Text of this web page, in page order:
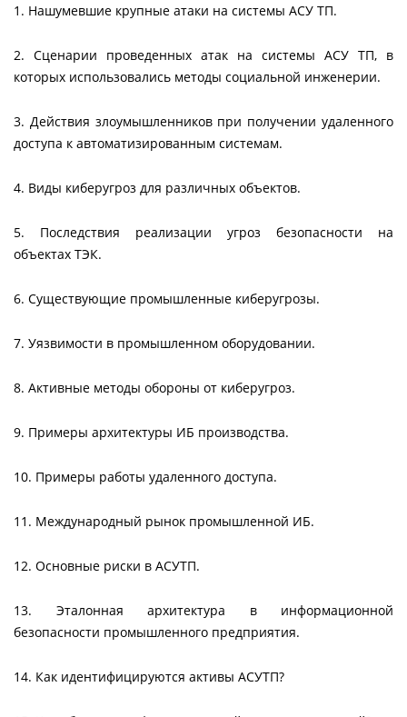
1. Нашумевшие крупные атаки на системы АСУ ТП.
2. Сценарии проведенных атак на системы АСУ ТП, в
которых использовались методы социальной инженерии.
3. Действия злоумышленников при получении удаленного
доступа к автоматизированным системам.
4. Виды киберугроз для различных объектов.
5. Последствия реализации угроз безопасности на
объектах ТЭК.
6. Существующие промышленные киберугрозы.
7. Уязвимости в промышленном оборудовании.
8. Активные методы обороны от киберугроз.
9. Примеры архитектуры ИБ производства.
10. Примеры работы удаленного доступа.
11. Международный рынок промышленной ИБ.
12. Основные риски в АСУТП.
13. Эталонная архитектура в информационной
безопасности промышленного предприятия.
14. Как идентифицируются активы АСУТП?